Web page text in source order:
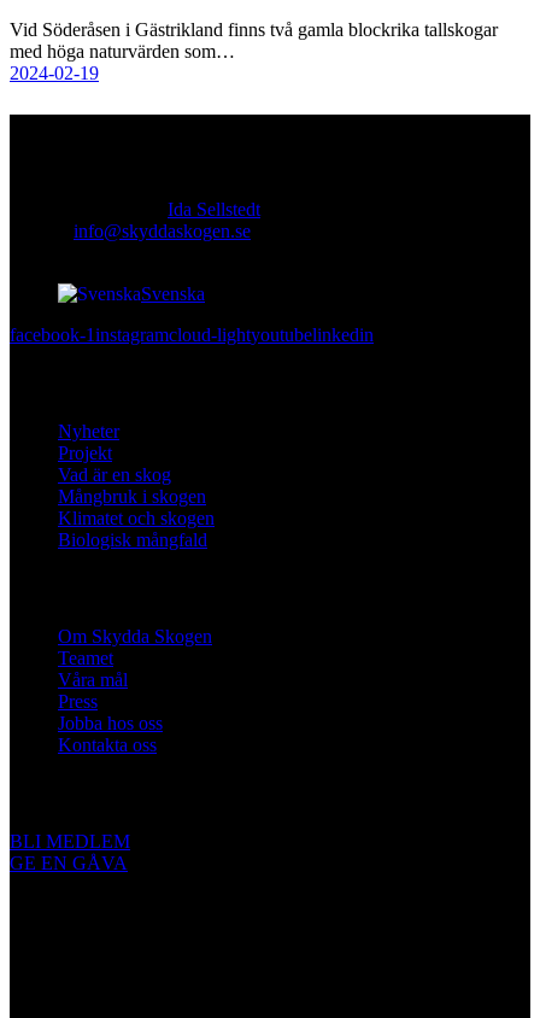
Vid Söderåsen i Gästrikland finns två gamla blockrika tallskogar
med höga naturvärden som…
2024-02-19
Ida Sellstedt
info@skyddaskogen.se
Svenska
facebook-1instagramcloud-lightyoutubelinkedin
Nyheter
Projekt
Vad är en skog
Mångbruk i skogen
Klimatet och skogen
Biologisk mångfald
Om Skydda Skogen
Teamet
Våra mål
Press
Jobba hos oss
Kontakta oss
BLI MEDLEM
GE EN GÅVA